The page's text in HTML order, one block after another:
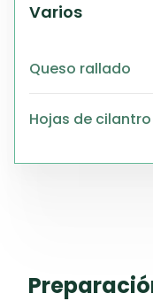
Varios
Queso rallado
Hojas de cilantro